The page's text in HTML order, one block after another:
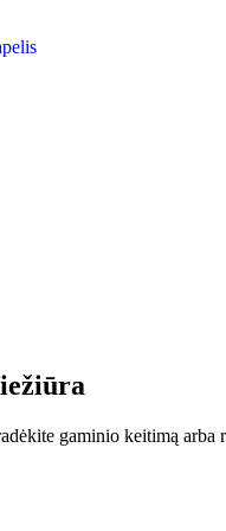
gaminio keitimą arba